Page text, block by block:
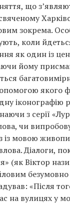
що
зокрема.
коли
як один із
йому
якого
іконографію
з серії
чи
із мовою
Діалоги,
(як Віктор
«Після
на вулицях у